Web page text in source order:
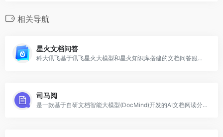
相关导航
星火文档问答
科大讯飞基于讯飞星火大模型和星火知识库搭建的文档问答服务，具备多文档问答，文档知识库，信源原文定位，文档总结，自定义切分等功能
司马阅
是一款基于自研文档智能大模型(DocMind)开发的AI文档阅读分析产品，通过聊天互动形式，精准地从复杂文档提取并分析信息